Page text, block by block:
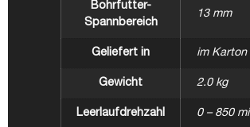
Bohrfutter-
Spannbereich
13 mm
Geliefert in im Karton
Gewicht 2.0 kg
Leerlaufdrehzahl 0 – 850